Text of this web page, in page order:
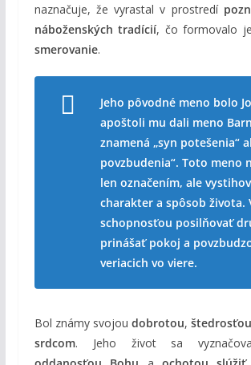
naznačuje, že vyrastal v prostredí
náboženských tradícií, čo formovalo
smerovanie.
Jeho pôvodné meno bolo
apoštoli mu dali meno
znamená „syn potešenia“
povzbudenia“. Toto meno
len označením, ale
charakter a spôsob života.
schopnosťou posilňovať
prinášať pokoj a
veriacich vo viere.
Bol známy svojou dobrotou,štedrosťou
srdcom. Jeho život sa